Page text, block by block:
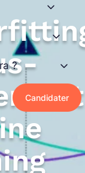
?
Candidater